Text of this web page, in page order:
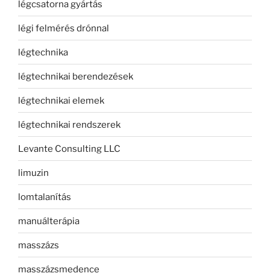
légcsatorna gyártás
légi felmérés drónnal
légtechnika
légtechnikai berendezések
légtechnikai elemek
légtechnikai rendszerek
Levante Consulting LLC
limuzin
lomtalanítás
manuálterápia
masszázs
masszázsmedence